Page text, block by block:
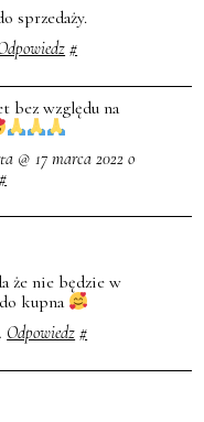
sprzedaży.
#
bez względu na
@ 17 marca 2022 o
#
że nie będzie w
kupna
Odpowiedz #